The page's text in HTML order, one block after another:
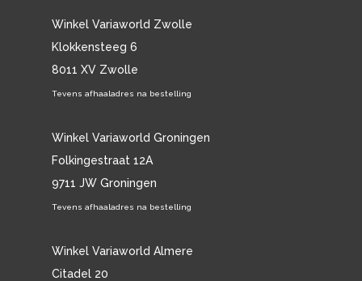
Winkel Variaworld Zwolle
Klokkensteeg 6
8011 XV Zwolle
Tevens afhaaladres na bestelling
Winkel Variaworld Groningen
Folkingestraat 12A
9711 JW Groningen
Tevens afhaaladres na bestelling
Winkel Variaworld Almere
Citadel 20